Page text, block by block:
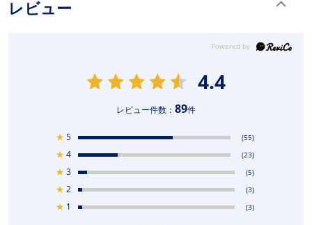
レビュー
4.4
レビュー件数： 89件
★ 5 (55)
★ 4 (23)
★ 3 (5)
★ 2 (3)
★ 1 (3)